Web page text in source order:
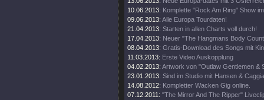
10.06.2013: Komplette "Rock Am Ring" Show
09.06.2013: Alle Europa Tourdaten!
21.04.2013: Starten in allen Charts voll durch!
17.04.2013: Neuer "The Hangmans Body
08.04.2013: Gratis-Download des Songs mit
11.03.2013: Erste Video Auskopplung
04.02.2013: Artwork von "Outlaw Gentlemen &
23.01.2013: Sind im Studio mit Hansen &
14.08.2012: Kompletter Wacken Gig online.
07.12.2011: "The Mirror And The Ripper"